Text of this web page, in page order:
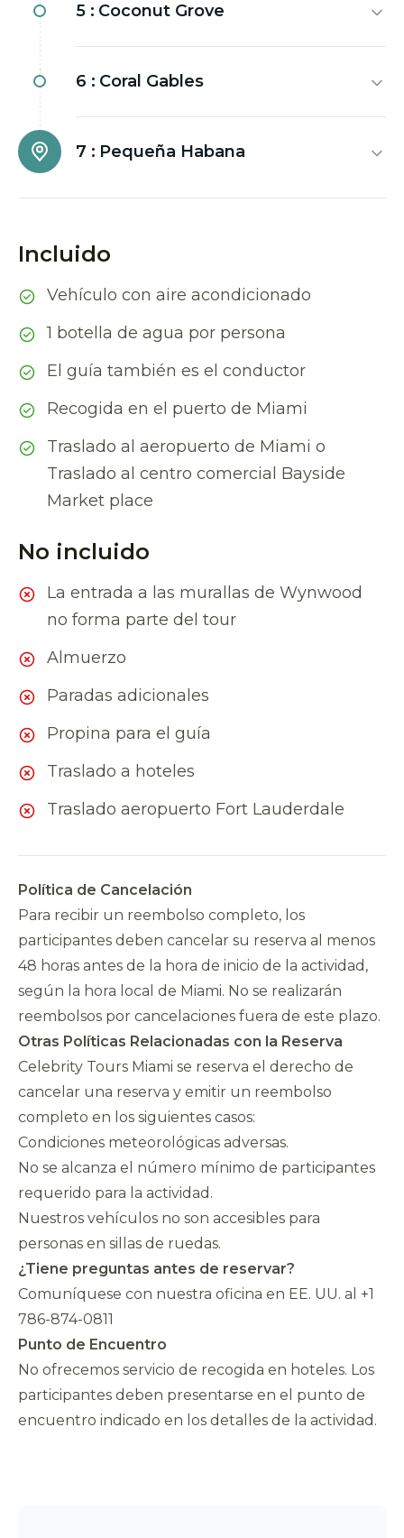
5 : Coconut Grove
6 : Coral Gables
7 : Pequeña Habana
Incluido
Vehículo con aire acondicionado
1 botella de agua por persona
El guía también es el conductor
Recogida en el puerto de Miami
Traslado al aeropuerto de Miami o
Traslado al centro comercial Bayside
Market place
No incluido
La entrada a las murallas de Wynwood
no forma parte del tour
Almuerzo
Paradas adicionales
Propina para el guía
Traslado a hoteles
Traslado aeropuerto Fort Lauderdale
Política de Cancelación
Para recibir un reembolso completo, los
participantes deben cancelar su reserva al menos
48 horas antes de la hora de inicio de la actividad,
según la hora local de Miami. No se realizarán
reembolsos por cancelaciones fuera de este plazo.
Otras Políticas Relacionadas con la Reserva
Celebrity Tours Miami se reserva el derecho de
cancelar una reserva y emitir un reembolso
completo en los siguientes casos:
Condiciones meteorológicas adversas.
No se alcanza el número mínimo de participantes
requerido para la actividad.
Nuestros vehículos no son accesibles para
personas en sillas de ruedas.
¿Tiene preguntas antes de reservar?
Comuníquese con nuestra oficina en EE. UU. al +1
786-874-0811
Punto de Encuentro
No ofrecemos servicio de recogida en hoteles. Los
participantes deben presentarse en el punto de
encuentro indicado en los detalles de la actividad.